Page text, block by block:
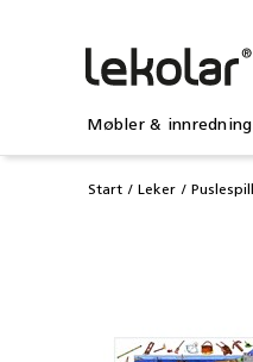
Møbler & innredning
Start Leker Puslespill